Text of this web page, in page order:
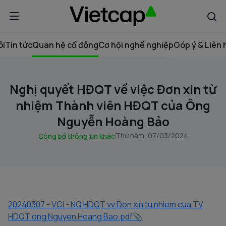
Tin tứcQuan hệ cổ đôngCơ hội nghề nghiệpGóp ý & Liên
Nghị quyết HĐQT về việc Đơn xin từ
nhiệm Thành viên HĐQT của Ông
Nguyễn Hoàng Bảo
Công bố thông tin khácThứ năm, 07/03/2024
20240307 - VCI - NQ HDQT vv Don xin tu nhiem cua TV
HDQT ong Nguyen Hoang Bao.pdf